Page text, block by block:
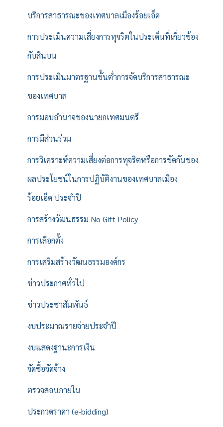
บริการสาธารณะของเทศบาลเมืองร้อยเอ็ด
การประเมินความเสี่ยงการทุจริตในประเด็นที่เกี่ยวข้อง
กับสินบน
การประเมินมาตรฐานขั้นต่ำการจัดบริการสาธารณะ
ของเทศบาล
การมอบอำนาจของนายกเทศมนตรี
การมีส่วนร่วม
การวิเคราะห์ความเสี่ยงต่อการทุจริตหรือการขัดกันของ
ผลประโยชน์ในการปฏิบัติงานของเทศบาลเมือง
ร้อยเอ็ด ประจำปี
การสร้างวัฒนธรรม No Gift Policy
การเลือกตั้ง
การเสริมสร้างวัฒนธรรมองค์กร
ข่าวประกาศทั่วไป
ข่าวประชาสัมพันธ์
งบประมาณรายจ่ายประจำปี
งบแสดงฐานะการเงิน
จัดซื้อจัดจ้าง
ตรวจสอบภายใน
ประกวดราคา (e-bidding)